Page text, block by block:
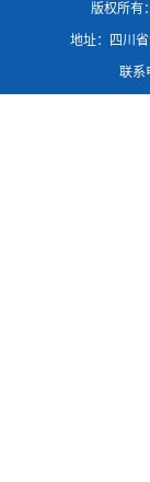
版权所有
地址：四川
联系